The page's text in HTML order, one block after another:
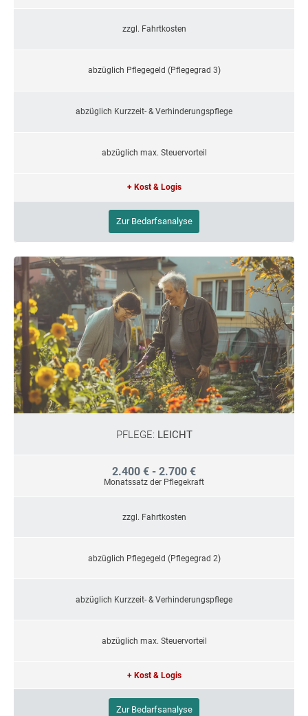
zzgl. Fahrtkosten
abzüglich Pflegegeld (Pflegegrad 3)
abzüglich Kurzzeit- & Verhinderungspflege
abzüglich max. Steuervorteil
+ Kost & Logis
Zur Bedarfsanalyse
PFLEGE: LEICHT
2.400 € - 2.700 €
Monatssatz der Pflegekraft
zzgl. Fahrtkosten
abzüglich Pflegegeld (Pflegegrad 2)
abzüglich Kurzzeit- & Verhinderungspflege
abzüglich max. Steuervorteil
+ Kost & Logis
Zur Bedarfsanalyse